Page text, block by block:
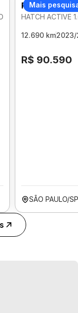
Mais
PEUGEOT 208
HATCH ACTIVE
12.690 km
R$ 90.590
SÃO PAULO/SP